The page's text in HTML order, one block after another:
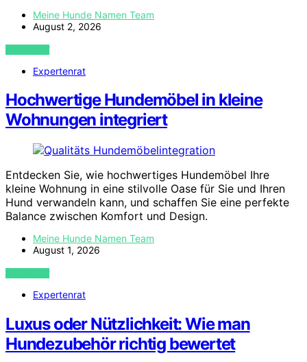
Meine Hunde Namen Team
August 2, 2026
VIEW POST
Expertenrat
Hochwertige Hundemöbel in kleine
Wohnungen integriert
Entdecken Sie, wie hochwertiges Hundemöbel Ihre
kleine Wohnung in eine stilvolle Oase für Sie und Ihren
Hund verwandeln kann, und schaffen Sie eine perfekte
Balance zwischen Komfort und Design.
Meine Hunde Namen Team
August 1, 2026
VIEW POST
Expertenrat
Luxus oder Nützlichkeit: Wie man
Hundezubehör richtig bewertet